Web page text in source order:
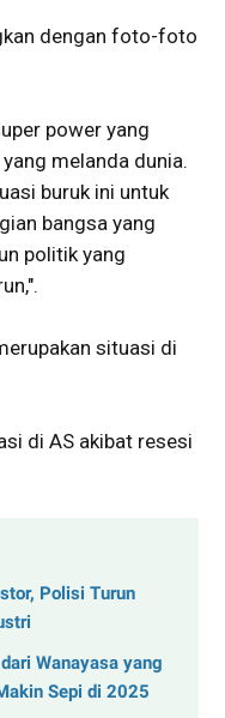
dengan foto-foto
power yang
melanda dunia.
buruk ini untuk
bangsa yang
politik yang
situasi di
di AS akibat resesi
Polisi Turun
Wanayasa yang
Sepi di 2025